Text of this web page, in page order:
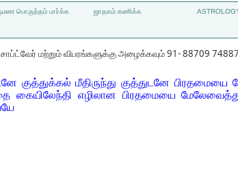
பொருத்தம் பார்க்க ஜாதகம் கணிக்க
மற்றும் விபரங்களுக்கு அழைக்கவும் 91- 88709
குத்துக்கல் மீதிருந்து குத்துடனே பிரதமையை
கையிலேந்தி எழிலான பிரதமையை